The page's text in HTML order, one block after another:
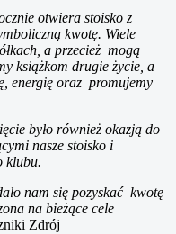
otwiera stoisko z
kwotę. Wiele
a przecież mogą
książkom drugie życie, a
energię oraz promujemy
było również okazją do
nasze stoisko i
klubu.
nam się pozyskać kwotę
na bieżące cele
Zdrój